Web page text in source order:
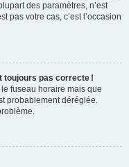
des paramètres, n’est
pas votre cas, c’est l’occasion
toujours pas correcte !
fuseau horaire mais que
probablement déréglée.